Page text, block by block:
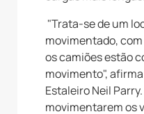
"Trata-se de um
movimentado,
os camiões estão
movimento",
Estaleiro Neil
movimentarem os